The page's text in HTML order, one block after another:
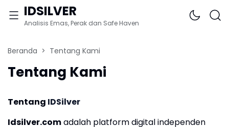
IDSILVER
Analisis Emas, Perak dan Safe Haven
Beranda Tentang Kami
Tentang Kami
Tentang IDSilver
Idsilver.comadalah platform digital independen